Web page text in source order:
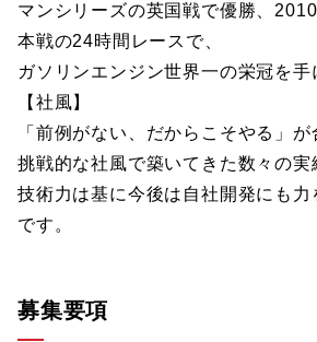
マンシリーズの英国戦で優勝、2010
本戦の24時間レースで、
ガソリンエンジン世界一の栄冠を手
【社風】
「前例がない、だからこそやる」が
挑戦的な社風で築いてきた数々の実
技術力は基に今後は自社開発にも力
です。
募集要項